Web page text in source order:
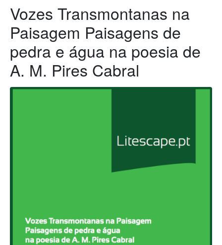
Vozes Transmontanas na
Paisagem Paisagens de
pedra e água na poesia de
A. M. Pires Cabral